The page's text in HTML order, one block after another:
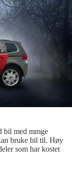
bil med mmge
bruke bil til. Høy
som har kostet